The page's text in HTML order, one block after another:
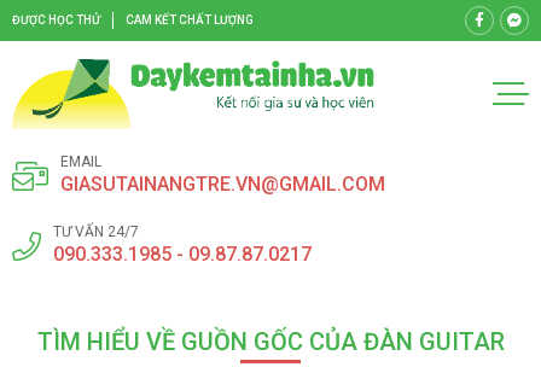
ĐƯỢC HỌC THỬ CAM KẾT CHẤT LƯỢNG
EMAIL
GIASUTAINANGTRE.VN@GMAIL.COM
TƯ VẤN 24/7
090.333.1985 - 09.87.87.0217
TÌM HIỂU VỀ GUỒN GỐC CỦA ĐÀN GUITAR